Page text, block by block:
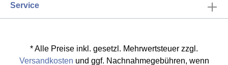
Service
* Alle Preise inkl. gesetzl. Mehrwertsteuer zzgl.
Versandkosten und ggf. Nachnahmegebühren, wenn